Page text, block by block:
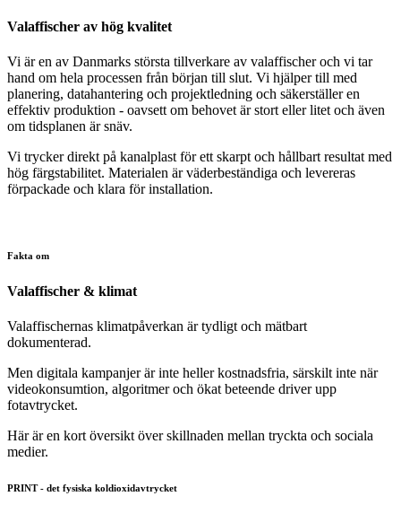
Valaffischer av hög kvalitet
Vi är en av Danmarks största tillverkare av valaffischer och vi tar
hand om hela processen från början till slut. Vi hjälper till med
planering, datahantering och projektledning och säkerställer en
effektiv produktion - oavsett om behovet är stort eller litet och även
om tidsplanen är snäv.
Vi trycker direkt på kanalplast för ett skarpt och hållbart resultat med
hög färgstabilitet. Materialen är väderbeständiga och levereras
förpackade och klara för installation.
Fakta om
Valaffischer & klimat
Valaffischernas klimatpåverkan är tydligt och mätbart
dokumenterad.
Men digitala kampanjer är inte heller kostnadsfria, särskilt inte när
videokonsumtion, algoritmer och ökat beteende driver upp
fotavtrycket.
Här är en kort översikt över skillnaden mellan tryckta och sociala
medier.
PRINT - det fysiska koldioxidavtrycket